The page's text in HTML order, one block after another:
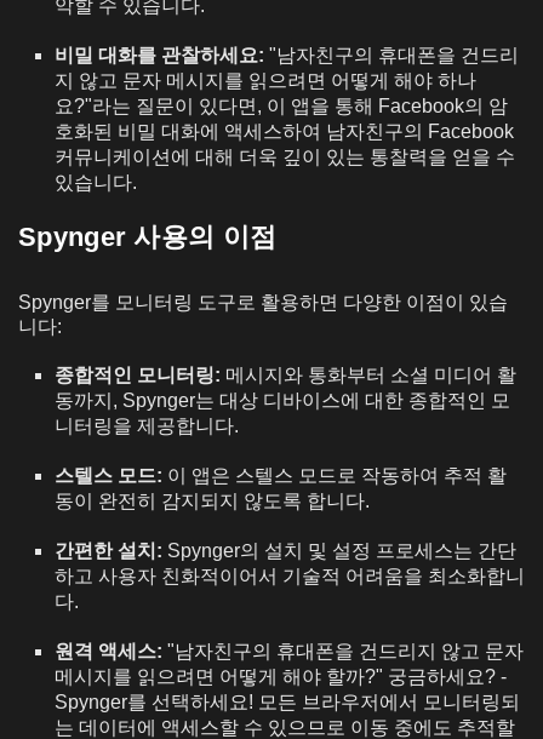
악할 수 있습니다.
비밀 대화를 관찰하세요: "남자친구의 휴대폰을 건드리
지 않고 문자 메시지를 읽으려면 어떻게 해야 하나
요?"라는 질문이 있다면, 이 앱을 통해 Facebook의 암
호화된 비밀 대화에 액세스하여 남자친구의 Facebook
커뮤니케이션에 대해 더욱 깊이 있는 통찰력을 얻을 수
있습니다.
Spynger 사용의 이점
Spynger를 모니터링 도구로 활용하면 다양한 이점이 있습
니다:
종합적인 모니터링: 메시지와 통화부터 소셜 미디어 활
동까지, Spynger는 대상 디바이스에 대한 종합적인 모
니터링을 제공합니다.
스텔스 모드: 이 앱은 스텔스 모드로 작동하여 추적 활
동이 완전히 감지되지 않도록 합니다.
간편한 설치: Spynger의 설치 및 설정 프로세스는 간단
하고 사용자 친화적이어서 기술적 어려움을 최소화합니
다.
원격 액세스: "남자친구의 휴대폰을 건드리지 않고 문자
메시지를 읽으려면 어떻게 해야 할까?" 궁금하세요? -
Spynger를 선택하세요! 모든 브라우저에서 모니터링되
는 데이터에 액세스할 수 있으므로 이동 중에도 추적할